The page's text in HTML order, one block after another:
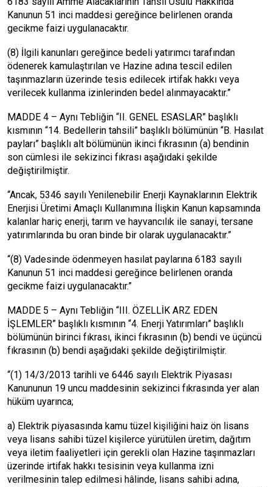
Kanunun 51 inci maddesi gereğince belirlenen oranda
gecikme faizi uygulanacaktır.
(8) İlgili kanunları gereğince bedeli yatırımcı tarafından
ödenerek kamulaştırılan ve Hazine adına tescil edilen
taşınmazların üzerinde tesis edilecek irtifak hakkı veya
verilecek kullanma izinlerinden bedel alınmayacaktır.”
MADDE 4 – Aynı Tebliğin “II. GENEL ESASLAR” başlıklı
kısmının “14. Bedellerin tahsili” başlıklı bölümünün “B. Hasılat
payları” başlıklı alt bölümünün ikinci fıkrasının (a) bendinin
son cümlesi ile sekizinci fıkrası aşağıdaki şekilde
değiştirilmiştir.
“Ancak, 5346 sayılı Yenilenebilir Enerji Kaynaklarının Elektrik
Enerjisi Üretimi Amaçlı Kullanımına İlişkin Kanun kapsamında
kalanlar hariç enerji, tarım ve hayvancılık ile sanayi, tersane
yatırımlarında bu oran binde bir olarak uygulanacaktır.”
“(8) Vadesinde ödenmeyen hasılat paylarına 6183 sayılı
Kanunun 51 inci maddesi gereğince belirlenen oranda
gecikme faizi uygulanacaktır.”
MADDE 5 – Aynı Tebliğin “III. ÖZELLİK ARZ EDEN
İŞLEMLER” başlıklı kısmının “4. Enerji Yatırımları” başlıklı
bölümünün birinci fıkrası, ikinci fıkrasının (b) bendi ve üçüncü
fıkrasının (b) bendi aşağıdaki şekilde değiştirilmiştir.
“(1) 14/3/2013 tarihli ve 6446 sayılı Elektrik Piyasası
Kanununun 19 uncu maddesinin sekizinci fıkrasında yer alan
hüküm uyarınca;
a) Elektrik piyasasında kamu tüzel kişiliğini haiz ön lisans
veya lisans sahibi tüzel kişilerce yürütülen üretim, dağıtım
veya iletim faaliyetleri için gerekli olan Hazine taşınmazları
üzerinde irtifak hakkı tesisinin veya kullanma izni
verilmesinin talep edilmesi hâlinde, lisans sahibi adına,